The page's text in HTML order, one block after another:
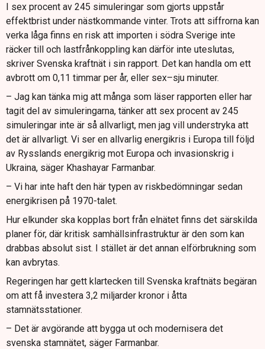
I sex procent av 245 simuleringar som gjorts uppstår
effektbrist under nästkommande vinter. Trots att siffrorna kan
verka låga finns en risk att importen i södra Sverige inte
räcker till och lastfrånkoppling kan därför inte uteslutas,
skriver Svenska kraftnät i sin rapport. Det kan handla om ett
avbrott om 0,11 timmar per år, eller sex–sju minuter.
– Jag kan tänka mig att många som läser rapporten eller har
tagit del av simuleringarna, tänker att sex procent av 245
simuleringar inte är så allvarligt, men jag vill understryka att
det är allvarligt. Vi ser en allvarlig energikris i Europa till följd
av Rysslands energikrig mot Europa och invasionskrig i
Ukraina, säger Khashayar Farmanbar.
– Vi har inte haft den här typen av riskbedömningar sedan
energikrisen på 1970-talet.
Hur elkunder ska kopplas bort från elnätet finns det särskilda
planer för, där kritisk samhällsinfrastruktur är den som kan
drabbas absolut sist. I stället är det annan elförbrukning som
kan avbrytas.
Regeringen har gett klartecken till Svenska kraftnäts begäran
om att få investera 3,2 miljarder kronor i åtta
stamnätsstationer.
– Det är avgörande att bygga ut och modernisera det
svenska stamnätet, säger Farmanbar.